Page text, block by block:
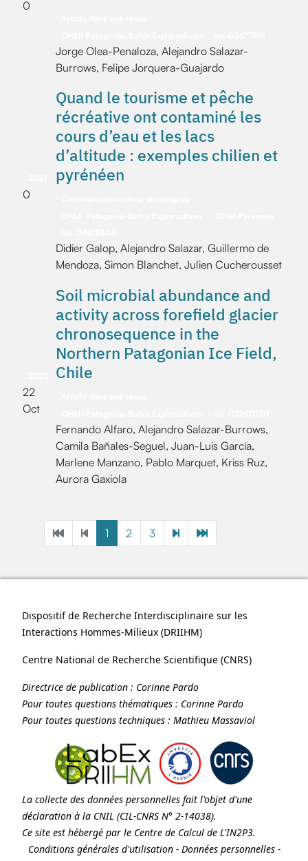
0
Jorge Olea-Penaloza, Alejandro Salazar-
Burrows, Felipe Jorquera-Guajardo
0
Quand le tourisme et pêche
récréative ont contaminé les
cours d’eau et les lacs
d’altitude : exemples chilien et
pyrénéen
Didier Galop, Alejandro Salazar, Guillermo de
Mendoza, Simon Blanchet, Julien Cucherousset
22
Oct
Soil microbial abundance and
activity across forefield glacier
chronosequence in the
Northern Patagonian Ice Field,
Chile
Fernando Alfaro, Alejandro Salazar-Burrows,
Camila Bañales-Seguel, Juan-Luis García,
Marlene Manzano, Pablo Marquet, Kriss Ruz,
Aurora Gaxiola
1 2 3
Dispositif de Recherche Interdisciplinaire sur les
Interactions Hommes-Milieux (DRIIHM)
Centre National de Recherche Scientifique (CNRS)
Directrice de publication : Corinne Pardo
Pour toutes questions thématiques : Corinne Pardo
Pour toutes questions techniques : Mathieu Massaviol
La collecte des données personnelles fait l'objet d'une
déclaration à la CNIL (CIL-CNRS N° 2-14038).
Ce site est hébergé par le Centre de Calcul de L'IN2P3.
Conditions générales d'utilisation- Données personnelles-